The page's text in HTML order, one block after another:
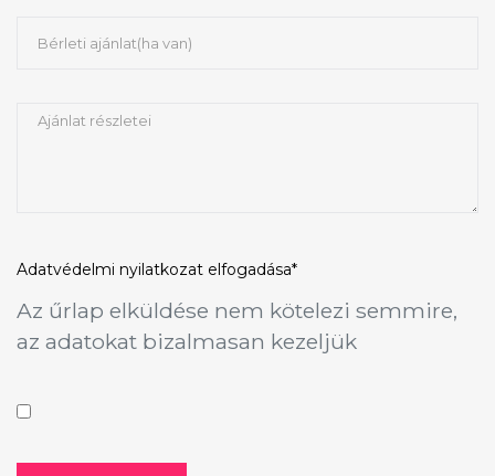
Adatvédelmi nyilatkozat elfogadása*
Az űrlap elküldése nem kötelezi semmire,
az adatokat bizalmasan kezeljük